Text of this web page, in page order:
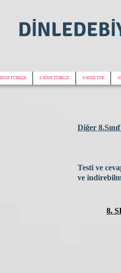
TÜRKÇE 8.SINIF TÜRKÇE 9.SINIF TDE
Diğer
Testi ve
ve
8.